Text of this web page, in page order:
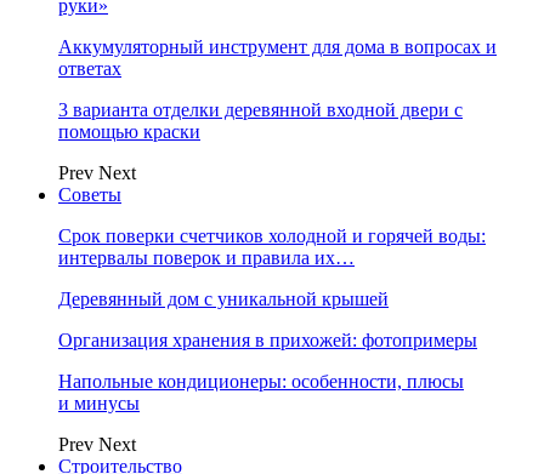
руки»
Аккумуляторный инструмент для дома в вопросах и
ответах
3 варианта отделки деревянной входной двери с
помощью краски
Prev Next
Советы
Срок поверки счетчиков холодной и горячей воды:
интервалы поверок и правила их…
Деревянный дом с уникальной крышей
Организация хранения в прихожей: фотопримеры
Напольные кондиционеры: особенности, плюсы
и минусы
Prev Next
Строительство